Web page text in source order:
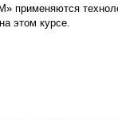
применяются
этом курсе.